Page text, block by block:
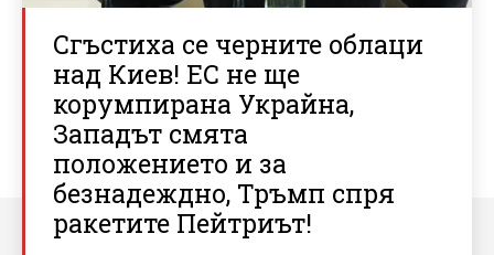
Сгъстиха се черните облаци
над Киев! ЕС не ще
корумпирана Украйна,
Западът смята
положението и за
безнадеждно, Тръмп спря
ракетите Пейтриът!